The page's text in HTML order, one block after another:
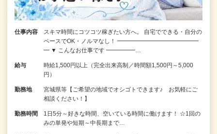
仕事内容
スキマ時間にコツコツ稼ぎたい方へ。 自宅でできる・自分の
ペースでOK・ノルマなし！ ━━━━━━━━━━━━━━
━ ▼ こんなお仕事です ━━━━━…
給与
時給1,500円以上（完全出来高制／時間額1,500円～5,000
円）
勤務地
宮城県等【ご希望の地域でオシゴトできます♪ お気軽にご
相談ください！】
勤務時間
1日5分～好きな時間、空いている時間に働けます！ ☆1回の
みの単発や短期～中長期まで…